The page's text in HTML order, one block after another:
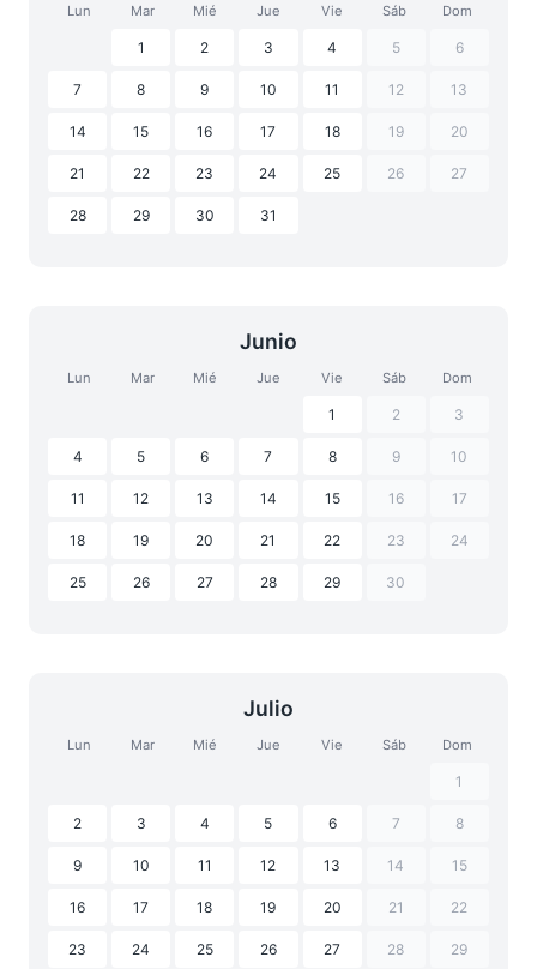
Lun Mar Mié Jue Vie Sáb Dom
1 2 3 4 5 6
7 8 9 10 11 12 13
14 15 16 17 18 19 20
21 22 23 24 25 26 27
28 29 30 31
Junio
Lun Mar Mié Jue Vie Sáb Dom
1 2 3
4 5 6 7 8 9 10
11 12 13 14 15 16 17
18 19 20 21 22 23 24
25 26 27 28 29 30
Julio
Lun Mar Mié Jue Vie Sáb Dom
1
2 3 4 5 6 7 8
9 10 11 12 13 14 15
16 17 18 19 20 21 22
23 24 25 26 27 28 29